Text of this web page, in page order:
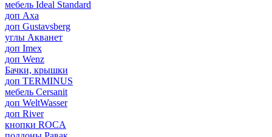
мебель Ideal Standard
доп Axa
доп Gustavsberg
углы Акванет
доп Imex
доп Wenz
Бачки, крышки
доп TERMINUS
мебель Cersanit
доп WeltWasser
доп River
кнопки ROCA